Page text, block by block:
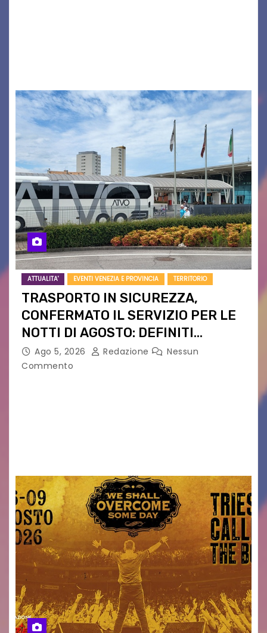
ATTUALITA' EVENTI VENEZIA E PROVINCIA TERRITORIO
TRASPORTO IN SICUREZZA,
CONFERMATO IL SERVIZIO PER LE
NOTTI DI AGOSTO: DEFINITI
PERCORSI, FERMATE E ORARIO
Ago 5, 2026 Redazione
Nessun
Commento